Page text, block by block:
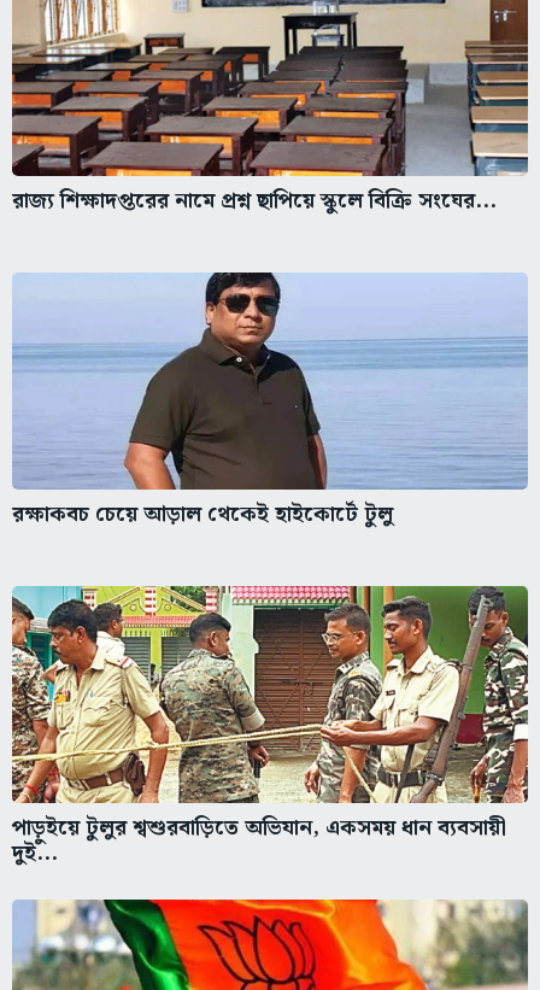
রাজ্য শিক্ষাদপ্তরের নামে প্রশ্ন ছাপিয়ে স্কুলে বিক্রি সংঘের...
রক্ষাকবচ চেয়ে আড়াল থেকেই হাইকোর্টে টুলু
পাড়ুইয়ে টুলুর শ্বশুরবাড়িতে অভিযান, একসময় ধান ব্যবসায়ী
দুই...